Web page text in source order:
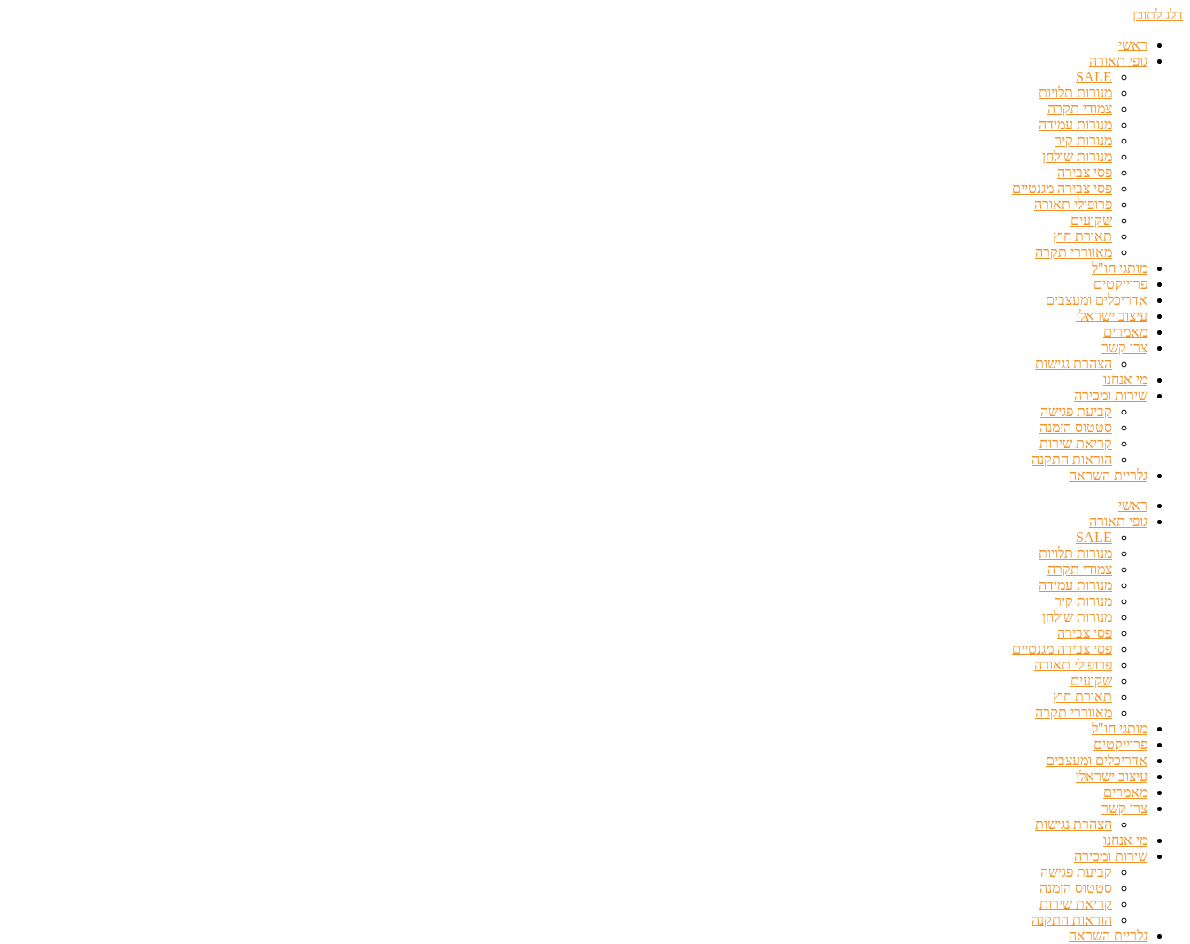
דלג לתוכן
ראשי
גופי תאורה
SALE
מנורות תלויות
צמודי תקרה
מנורות עמידה
מנורות קיר
מנורות שולחן
פסי צבירה
פסי צבירה מגנטיים
פרופילי תאורה
שקועים
תאורת חוץ
מאווררי תקרה
מותגי חו"ל
פרוייקטים
אדריכלים ומעצבים
עיצוב ישראלי
מאמרים
צרו קשר
הצהרת נגישות
מי אנחנו
שירות ומכירה
קביעת פגישה
סטטוס הזמנה
קריאת שירות
הוראות התקנה
גלריית השראה
ראשי
גופי תאורה
SALE
מנורות תלויות
צמודי תקרה
מנורות עמידה
מנורות קיר
מנורות שולחן
פסי צבירה
פסי צבירה מגנטיים
פרופילי תאורה
שקועים
תאורת חוץ
מאווררי תקרה
מותגי חו"ל
פרוייקטים
אדריכלים ומעצבים
עיצוב ישראלי
מאמרים
צרו קשר
הצהרת נגישות
מי אנחנו
שירות ומכירה
קביעת פגישה
סטטוס הזמנה
קריאת שירות
הוראות התקנה
גלריית השראה